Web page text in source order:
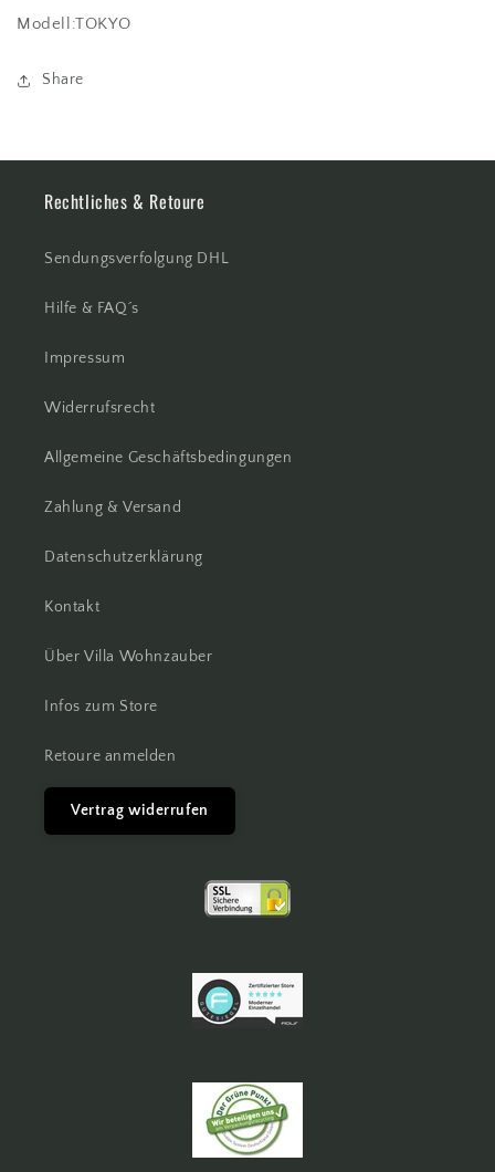
Modell:TOKYO
Share
Rechtliches & Retoure
Sendungsverfolgung DHL
Hilfe & FAQ´s
Impressum
Widerrufsrecht
Allgemeine Geschäftsbedingungen
Zahlung & Versand
Datenschutzerklärung
Kontakt
Über Villa Wohnzauber
Infos zum Store
Retoure anmelden
Vertrag widerrufen